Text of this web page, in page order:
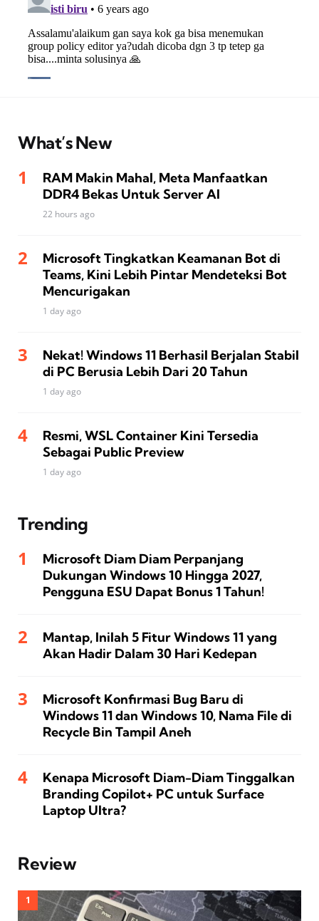
What’s New
RAM Makin Mahal, Meta Manfaatkan
DDR4 Bekas Untuk Server AI
22 hours ago
Microsoft Tingkatkan Keamanan Bot di
Teams, Kini Lebih Pintar Mendeteksi Bot
Mencurigakan
1 day ago
Nekat! Windows 11 Berhasil Berjalan Stabil
di PC Berusia Lebih Dari 20 Tahun
1 day ago
Resmi, WSL Container Kini Tersedia
Sebagai Public Preview
1 day ago
Trending
Microsoft Diam Diam Perpanjang
Dukungan Windows 10 Hingga 2027,
Pengguna ESU Dapat Bonus 1 Tahun!
Mantap, Inilah 5 Fitur Windows 11 yang
Akan Hadir Dalam 30 Hari Kedepan
Microsoft Konfirmasi Bug Baru di
Windows 11 dan Windows 10, Nama File di
Recycle Bin Tampil Aneh
Kenapa Microsoft Diam-Diam Tinggalkan
Branding Copilot+ PC untuk Surface
Laptop Ultra?
Review